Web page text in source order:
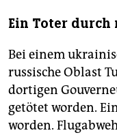
Ein Toter
Bei einem
russische Oblast
dortigen
getötet worden.
worden.